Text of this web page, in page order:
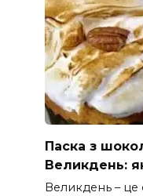
Паска з
Великдень:
Великдень – це